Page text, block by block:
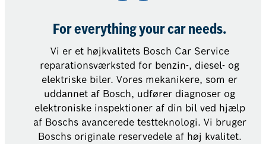
For everything your car needs.
Vi er et højkvalitets Bosch Car Service
reparationsværksted for benzin-, diesel- og
elektriske biler. Vores mekanikere, som er
uddannet af Bosch, udfører diagnoser og
elektroniske inspektioner af din bil ved hjælp
af Boschs avancerede testteknologi. Vi bruger
Boschs originale reservedele af høj kvalitet.